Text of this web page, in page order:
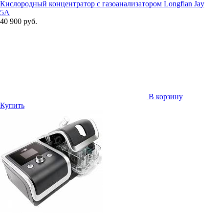
Кислородный концентратор с газоанализатором Longfian Jay
5A
40 900 руб.
В корзину
Купить